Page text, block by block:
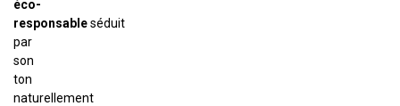
éco-
responsableséduit
par
son
ton
naturellement